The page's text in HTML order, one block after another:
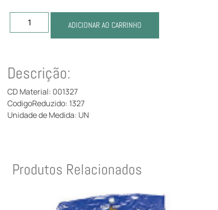
ADICIONAR AO CARRINHO
Descrição:
CD Material: 001327
CodigoReduzido: 1327
Unidade de Medida: UN
Produtos Relacionados